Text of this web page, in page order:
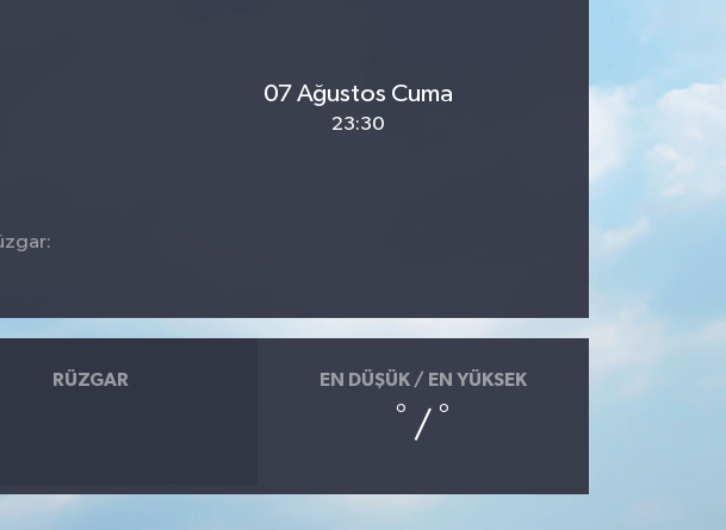
07 Ağustos Cuma
23:30
RÜZGAR EN DÜŞÜK / EN YÜKSEK
° / °